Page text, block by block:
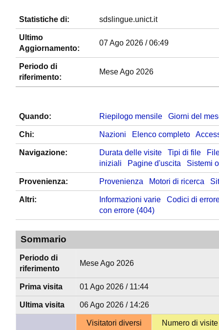
Statistiche di: sdslingue.unict.it
Ultimo
Aggiornamento:
07 Ago 2026 / 06:49
Periodo di
riferimento:
Mese Ago 2026
Quando: Riepilogo mensile Giorni del
Chi: Nazioni Elenco completo
Navigazione: Durata delle visite Tipi di file
iniziali
Pagine d'uscita Sistemi
Provenienza: Provenienza Motori di ricerca
Altri: Informazioni varie
Codici di
con errore (404)
Sommario
Periodo di
riferimento
Mese Ago 2026
Prima visita 01 Ago 2026 / 11:44
Ultima visita 06 Ago 2026 / 14:26
Visitatori diversi Numero di visite